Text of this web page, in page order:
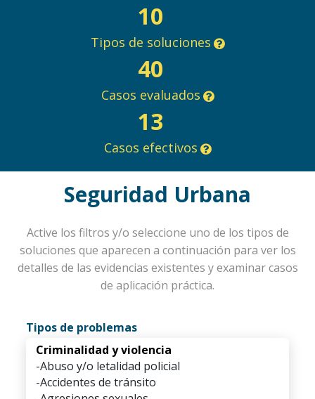
10
Tipos de soluciones
40
Casos evaluados
13
Casos efectivos
Seguridad Urbana
Active los filtros y/o seleccione uno de los tipos de
soluciones que aparecen a continuación para ver los
detalles de las evidencias existentes y examinar casos
de aplicación práctica.
Tipos de problemas